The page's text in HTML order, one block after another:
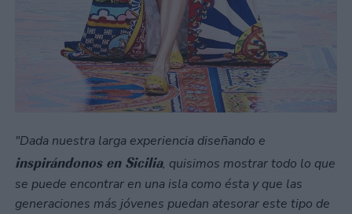
"Dada nuestra larga experiencia diseñando e
inspirándonos en Sicilia, quisimos mostrar todo lo que
se puede encontrar en una isla como ésta y que las
generaciones más jóvenes puedan atesorar este tipo de